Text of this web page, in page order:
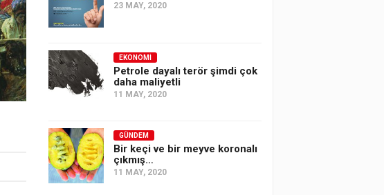
23 MAY, 2020
EKONOMI
Petrole dayalı terör şimdi çok
daha maliyetli
11 MAY, 2020
GÜNDEM
Bir keçi ve bir meyve koronalı
çıkmış…
11 MAY, 2020